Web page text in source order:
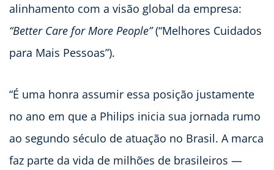
alinhamento com a visão global da empresa:
“Better Care for More People”(“Melhores Cuidados
para Mais Pessoas”).
“É uma honra assumir essa posição justamente
no ano em que a Philips inicia sua jornada rumo
ao segundo século de atuação no Brasil. A marca
faz parte da vida de milhões de brasileiros —